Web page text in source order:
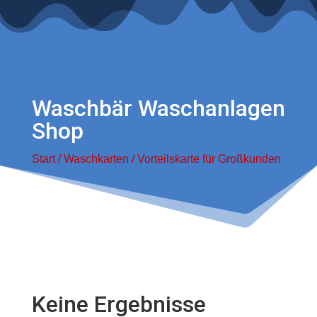
Waschbär Waschanlagen
Shop
Start/Waschkarten / Vorteilskarte für Großkunden
Keine Ergebnisse